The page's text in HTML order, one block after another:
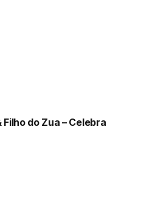
do Zua – Celebra